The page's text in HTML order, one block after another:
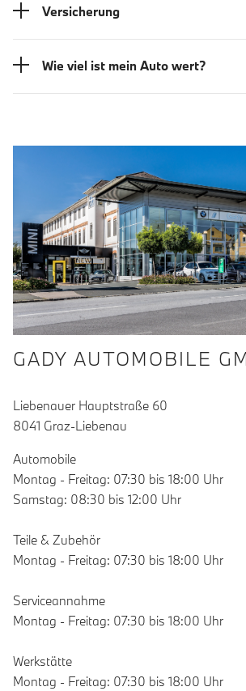
Versicherung
Wie viel ist mein Auto wert?
GADY AUTOMOBILE
Liebenauer Hauptstraße 60
8041 Graz-Liebenau
Automobile
Montag - Freitag: 07:30 bis 18:00 Uhr
Samstag: 08:30 bis 12:00 Uhr
Teile & Zubehör
Montag - Freitag: 07:30 bis 18:00 Uhr
Serviceannahme
Montag - Freitag: 07:30 bis 18:00 Uhr
Werkstätte
Montag - Freitag: 07:30 bis 18:00 Uhr